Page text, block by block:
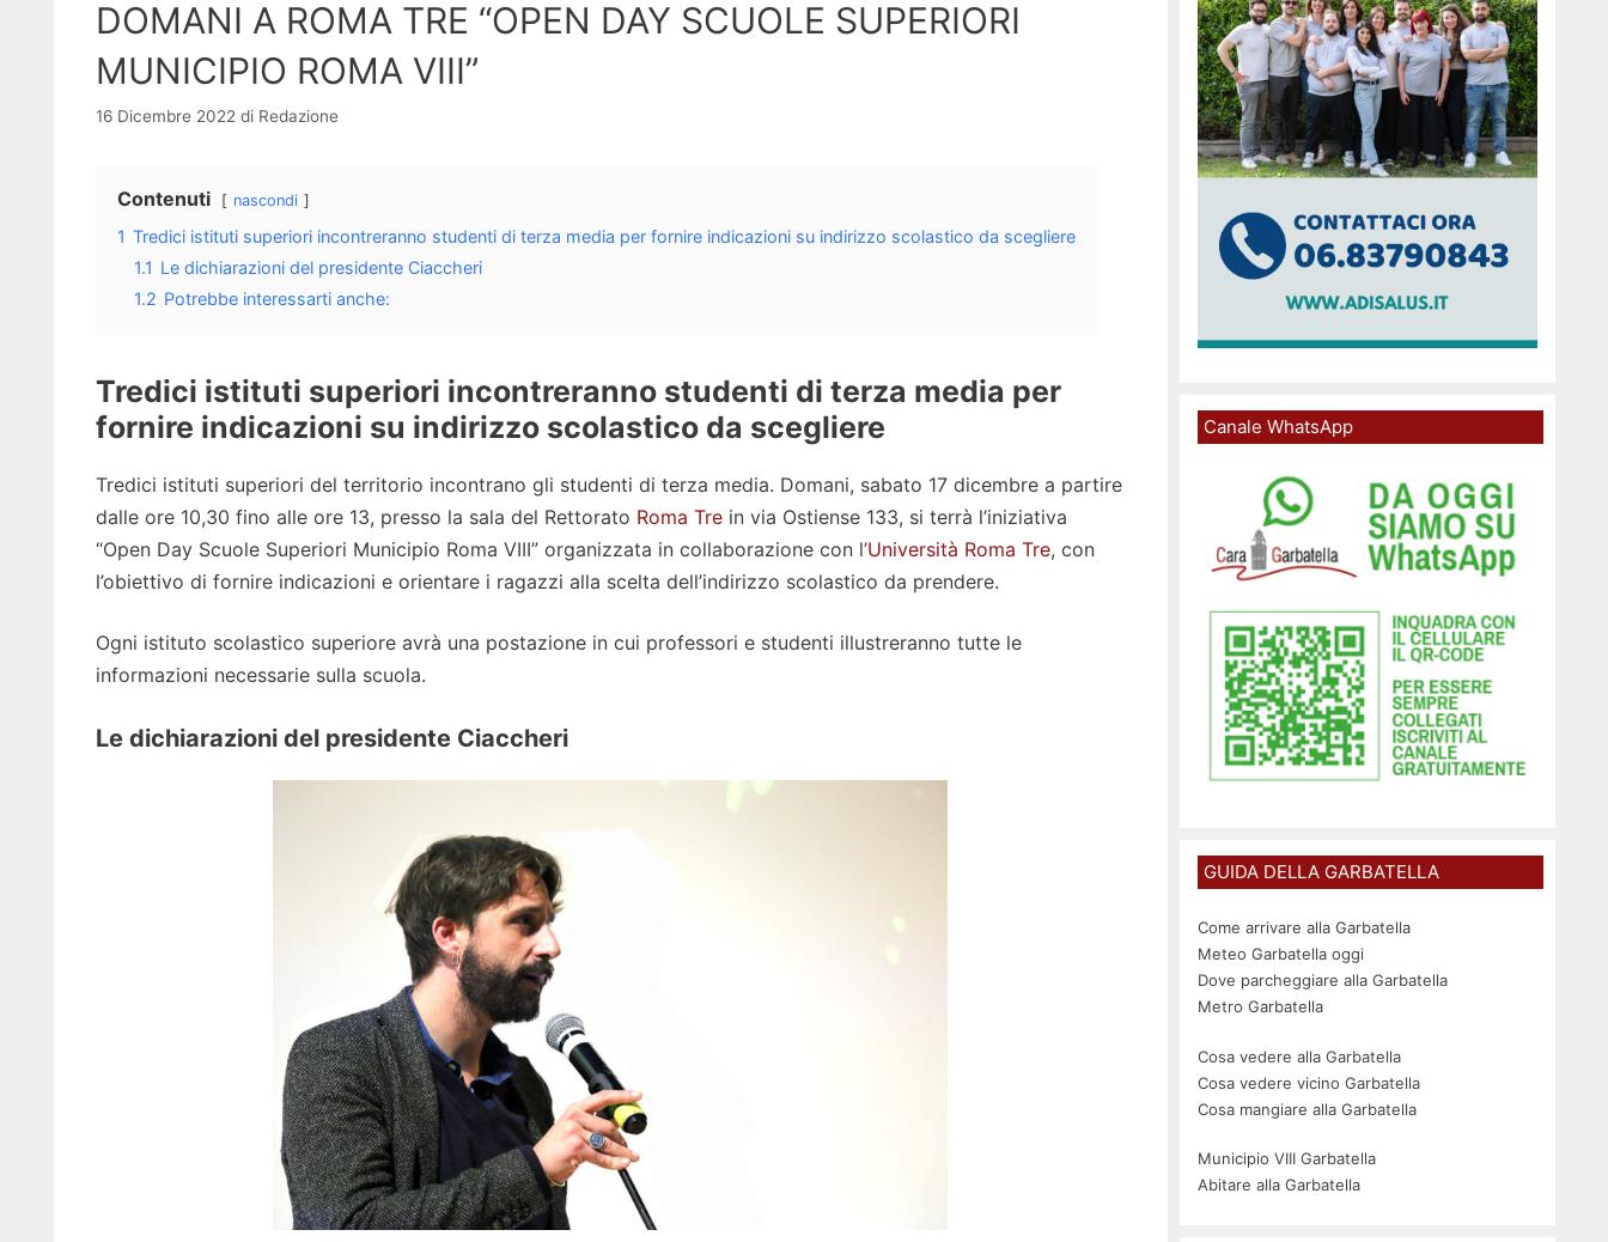
DOMANI A ROMA TRE “OPEN DAY SCUOLE SUPERIORI
MUNICIPIO ROMA VIII”
16 Dicembre 2022 di Redazione
Contenuti nascondi
1 Tredici istituti superiori incontreranno studenti di terza media per fornire indicazioni su indirizzo scolastico da scegliere
1.1 Le dichiarazioni del presidente Ciaccheri
1.2 Potrebbe interessarti anche:
Tredici istituti superiori incontreranno studenti di terza media per
fornire indicazioni su indirizzo scolastico da scegliere
Tredici istituti superiori del territorio incontrano gli studenti di terza media. Domani, sabato 17 dicembre a partire
dalle ore 10,30 fino alle ore 13, presso la sala del Rettorato Roma Trein via Ostiense 133, si terrà l’iniziativa
“Open Day Scuole Superiori Municipio Roma VIII” organizzata in collaborazione con l’Università Roma Tre, con
l’obiettivo di fornire indicazioni e orientare i ragazzi alla scelta dell’indirizzo scolastico da prendere.
Ogni istituto scolastico superiore avrà una postazione in cui professori e studenti illustreranno tutte le
informazioni necessarie sulla scuola.
Le dichiarazioni del presidente Ciaccheri
Canale WhatsApp
GUIDA DELLA GARBATELLA
Come arrivare alla Garbatella
Meteo Garbatella oggi
Dove parcheggiare alla Garbatella
Metro Garbatella
Cosa vedere alla Garbatella
Cosa vedere vicino Garbatella
Cosa mangiare alla Garbatella
Municipio VIII Garbatella
Abitare alla Garbatella